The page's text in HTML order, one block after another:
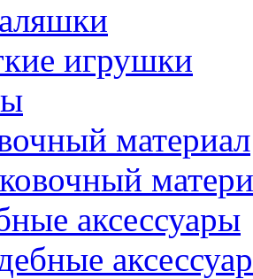
игрушки
материал
аксессуары